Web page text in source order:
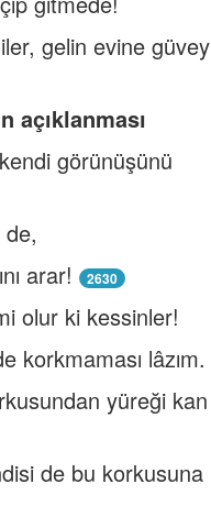
gelin evine güvey
açıklanması
görünüşünü
de,
arar!
2630
olur ki kessinler!
korkmaması lâzım.
yüreği kan
de bu korkusuna